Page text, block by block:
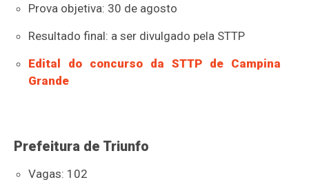
Prova objetiva: 30 de agosto
Resultado final: a ser divulgado pela STTP
Edital do concurso da STTP de Campina
Grande
Prefeitura de Triunfo
Vagas: 102